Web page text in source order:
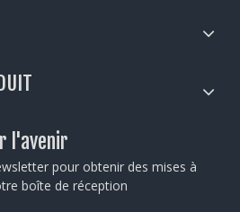
l'avenir
pour obtenir des mises à
boîte de réception